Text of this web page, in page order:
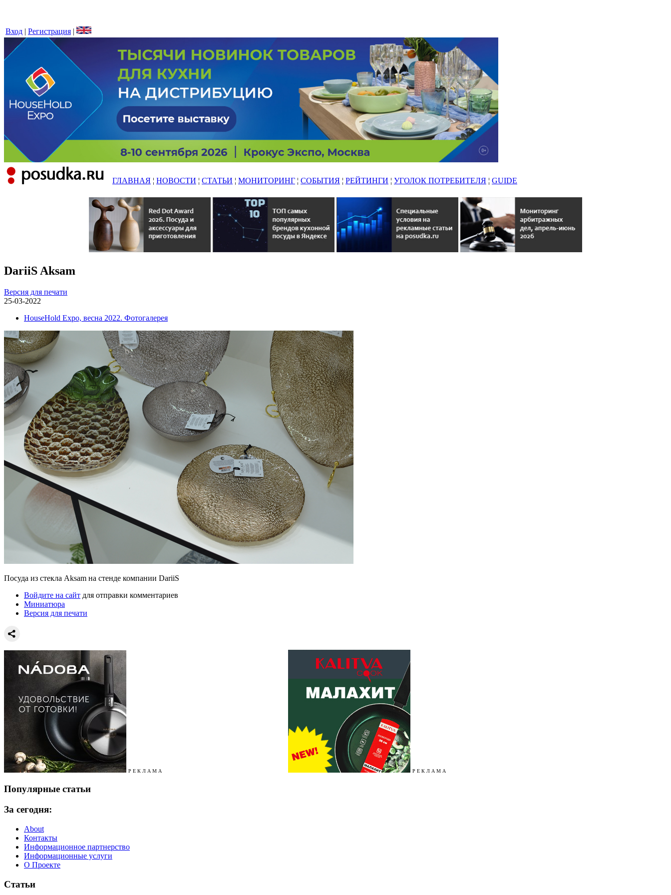
Вход | Регистрация |
ГЛАВНАЯ ¦ НОВОСТИ ¦ СТАТЬИ ¦ МОНИТОРИНГ ¦ СОБЫТИЯ ¦ РЕЙТИНГИ ¦ УГОЛОК ПОТРЕБИТЕЛЯ ¦ GUIDE
DariiS Aksam
Версия для печати
25-03-2022
HouseHold Expo, весна 2022. Фотогалерея
Посуда из стекла Aksam на стенде компании DariiS
Войдите на сайт для отправки комментариев
Миниатюра
Версия для печати
Р Е К Л А М А Р Е К Л А М А
Популярные статьи
За сегодня:
About
Контакты
Информационное партнерство
Информационные услуги
О Проекте
Статьи